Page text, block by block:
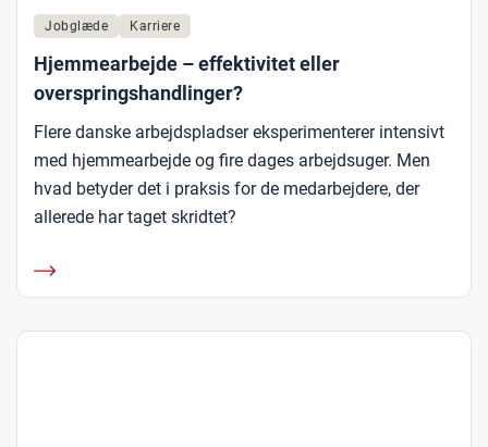
Jobglæde Karriere
Hjemmearbejde – effektivitet eller
overspringshandlinger?
Flere danske arbejdspladser eksperimenterer intensivt
med hjemmearbejde og fire dages arbejdsuger. Men
hvad betyder det i praksis for de medarbejdere, der
allerede har taget skridtet?